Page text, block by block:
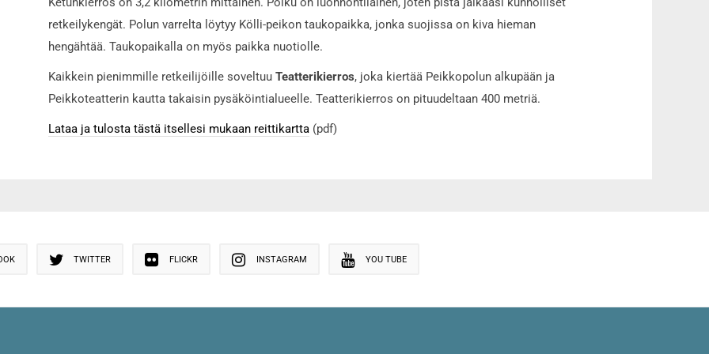
retkeilykengät. Polun varrelta löytyy Kölli-peikon taukopaikka, jonka suojissa on kiva hieman
hengähtää. Taukopaikalla on myös paikka nuotiolle.
Kaikkein pienimmille retkeilijöille soveltuu Teatterikierros, joka kiertää Peikkopolun alkupään ja
Peikkoteatterin kautta takaisin pysäköintialueelle. Teatterikierros on pituudeltaan 400 metriä.
Lataa ja tulosta tästä itsellesi mukaan reittikartta(pdf)
TWITTER FLICKR INSTAGRAM YOU TUBE